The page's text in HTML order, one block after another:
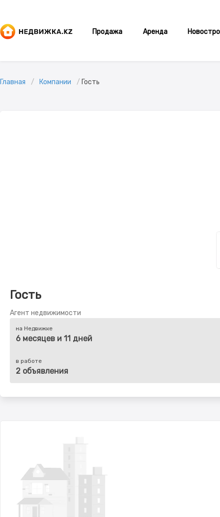
Продажа Аренда
Главная Компании Гость
Гость
Агент недвижимости
на Недвижке
6 месяцев и 11 дней
в работе
2 объявления